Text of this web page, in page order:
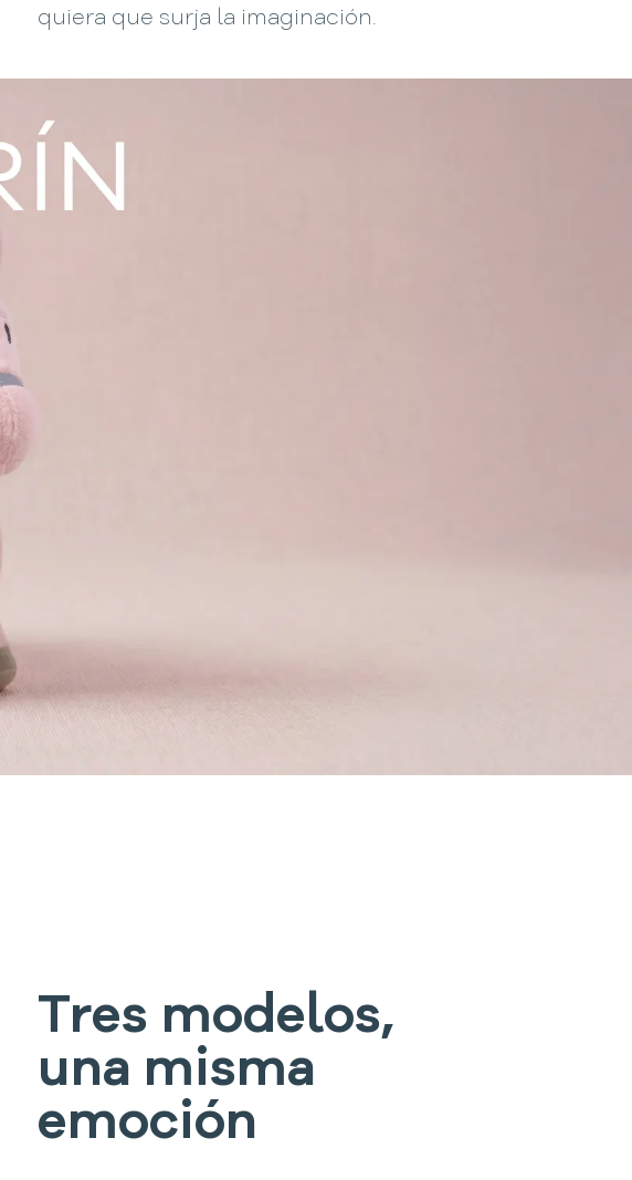
quiera que surja la imaginación.
Tres modelos,
una misma
emoción